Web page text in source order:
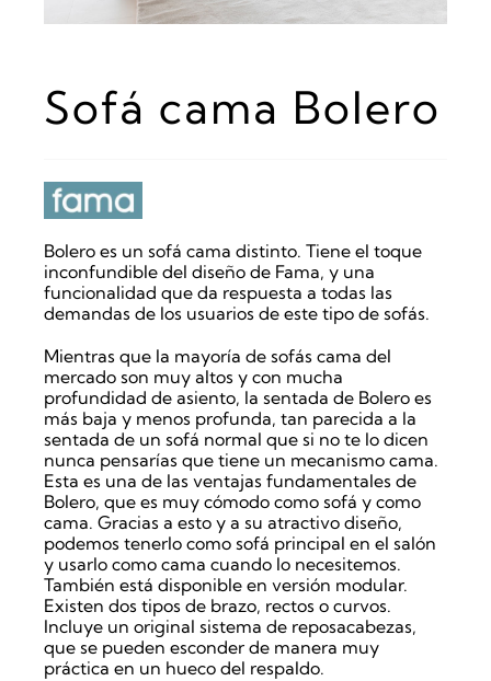
Sofá cama Bolero
Bolero es un sofá cama distinto. Tiene el toque
inconfundible del diseño de Fama, y una
funcionalidad que da respuesta a todas las
demandas de los usuarios de este tipo de sofás.
Mientras que la mayoría de sofás cama del
mercado son muy altos y con mucha
profundidad de asiento, la sentada de Bolero es
más baja y menos profunda, tan parecida a la
sentada de un sofá normal que si no te lo dicen
nunca pensarías que tiene un mecanismo cama.
Esta es una de las ventajas fundamentales de
Bolero, que es muy cómodo como sofá y como
cama. Gracias a esto y a su atractivo diseño,
podemos tenerlo como sofá principal en el salón
y usarlo como cama cuando lo necesitemos.
También está disponible en versión modular.
Existen dos tipos de brazo, rectos o curvos.
Incluye un original sistema de reposacabezas,
que se pueden esconder de manera muy
práctica en un hueco del respaldo.